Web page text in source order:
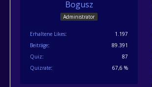
Bogusz
Administrator
Erhaltene Likes
1.197
Beiträge
89.391
Quiz
87
Quizrate
67,6 %